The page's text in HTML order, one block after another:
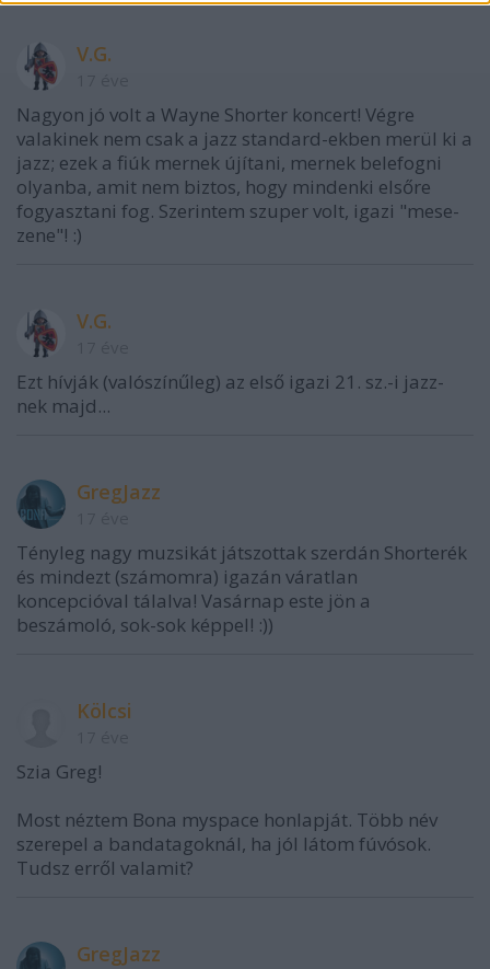
V.G.
Nagyon jó volt a Wayne Shorter koncert! Végre
valakinek nem csak a jazz standard-ekben merül ki a
jazz; ezek a fiúk mernek újítani, mernek belefogni
olyanba, amit nem biztos, hogy mindenki elsőre
fogyasztani fog. Szerintem szuper volt, igazi "mese-
zene"! :)
V.G.
Ezt hívják (valószínűleg) az első igazi 21. sz.-i jazz-
nek majd...
GregJazz
Tényleg nagy muzsikát játszottak szerdán Shorterék
és mindezt (számomra) igazán váratlan
koncepcióval tálalva! Vasárnap este jön a
beszámoló, sok-sok képpel! :))
Kölcsi
Szia Greg!
Most néztem Bona myspace honlapját. Több név
szerepel a bandatagoknál, ha jól látom fúvósok.
Tudsz erről valamit?
GregJazz